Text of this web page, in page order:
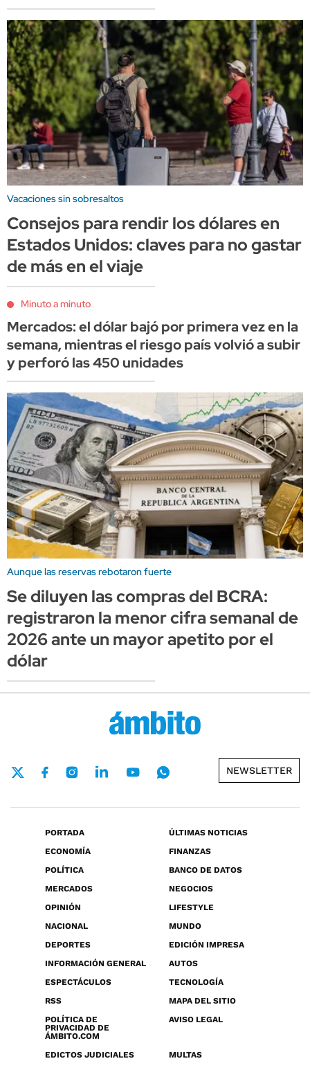
Vacaciones sin sobresaltos
Consejos para rendir los dólares en
Estados Unidos: claves para no gastar
de más en el viaje
Minuto a minuto
Mercados: el dólar bajó por primera vez en la
semana, mientras el riesgo país volvió a subir
y perforó las 450 unidades
Aunque las reservas rebotaron fuerte
Se diluyen las compras del BCRA:
registraron la menor cifra semanal de
2026 ante un mayor apetito por el
dólar
NEWSLETTER
PORTADA
ÚLTIMAS NOTICIAS
ECONOMÍA
FINANZAS
POLÍTICA
BANCO DE DATOS
MERCADOS
NEGOCIOS
OPINIÓN
LIFESTYLE
NACIONAL
MUNDO
DEPORTES
EDICIÓN IMPRESA
INFORMACIÓN GENERAL
AUTOS
ESPECTÁCULOS
TECNOLOGÍA
RSS
MAPA DEL SITIO
POLÍTICA DE
PRIVACIDAD DE
ÁMBITO.COM
AVISO LEGAL
EDICTOS JUDICIALES
MULTAS